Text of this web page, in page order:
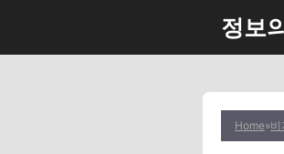
츠
정보
Home»비